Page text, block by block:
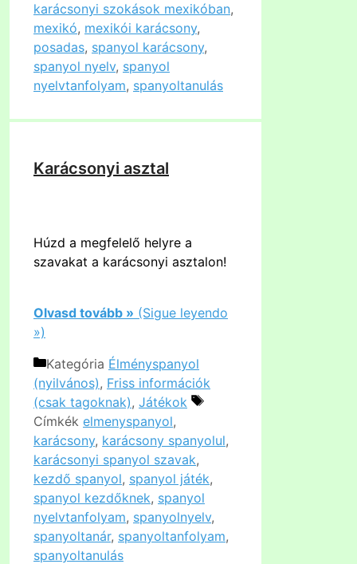
karácsonyi szokások mexikóban,
mexikó, mexikói karácsony,
posadas, spanyol karácsony,
spanyol nyelv, spanyol
nyelvtanfolyam, spanyoltanulás
Karácsonyi asztal
Húzd a megfelelő helyre a
szavakat a karácsonyi asztalon!
Olvasd tovább » (Sigue leyendo
»)
Kategória Élményspanyol
(nyilvános), Friss információk
(csak tagoknak), Játékok
Címkék elmenyspanyol,
karácsony, karácsony spanyolul,
karácsonyi spanyol szavak,
kezdő spanyol, spanyol játék,
spanyol kezdőknek, spanyol
nyelvtanfolyam, spanyolnyelv,
spanyoltanár, spanyoltanfolyam,
spanyoltanulás